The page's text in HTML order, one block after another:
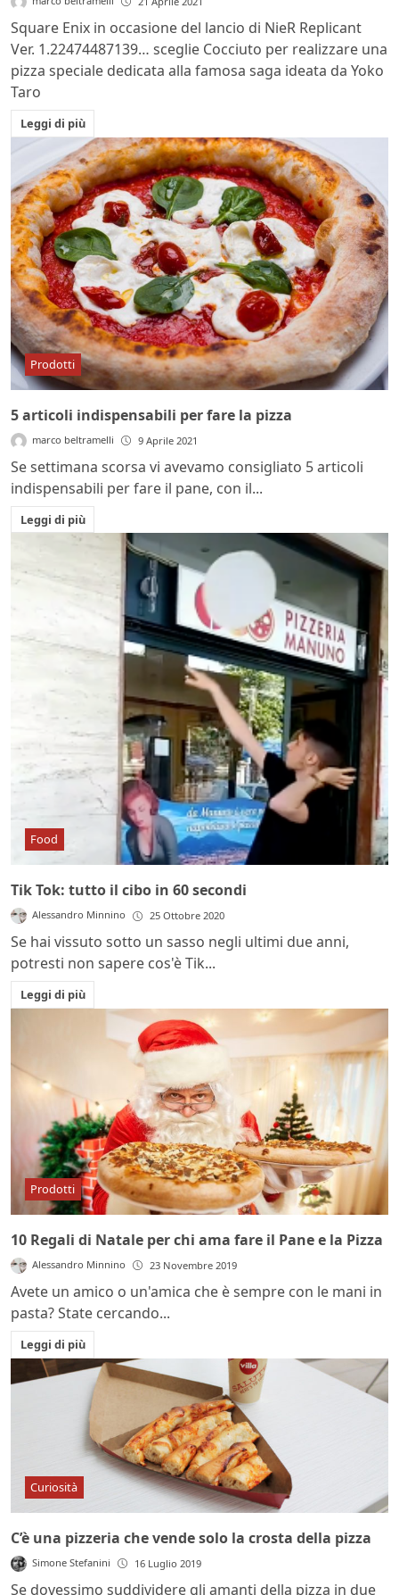
Square Enix in occasione del lancio di NieR Replicant
Ver. 1.22474487139… sceglie Cocciuto per realizzare una
pizza speciale dedicata alla famosa saga ideata da Yoko
Taro
Leggi di più
Prodotti
5 articoli indispensabili per fare la pizza
marco beltramelli 9 Aprile 2021
Se settimana scorsa vi avevamo consigliato 5 articoli
indispensabili per fare il pane, con il...
Leggi di più
Food
Tik Tok: tutto il cibo in 60 secondi
Alessandro Minnino 25 Ottobre 2020
Se hai vissuto sotto un sasso negli ultimi due anni,
potresti non sapere cos'è Tik...
Leggi di più
Prodotti
10 Regali di Natale per chi ama fare il Pane e la Pizza
Alessandro Minnino 23 Novembre 2019
Avete un amico o un'amica che è sempre con le mani in
pasta? State cercando...
Leggi di più
Curiosità
C’è una pizzeria che vende solo la crosta della pizza
Simone Stefanini 16 Luglio 2019
Se dovessimo suddividere gli amanti della pizza in due